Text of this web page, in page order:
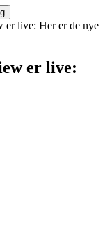
er live: Her er de nye
er live: